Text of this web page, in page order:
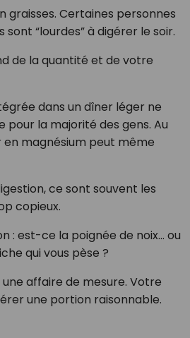
graisses. Certaines personnes
sont “lourdes” à digérer le soir.
de la quantité et de votre
dans un dîner léger ne
pour la majorité des gens. Au
magnésium peut même
ce sont souvent les
copieux.
: est-ce la poignée de noix… ou
qui vous pèse ?
une affaire de mesure. Votre
une portion raisonnable.